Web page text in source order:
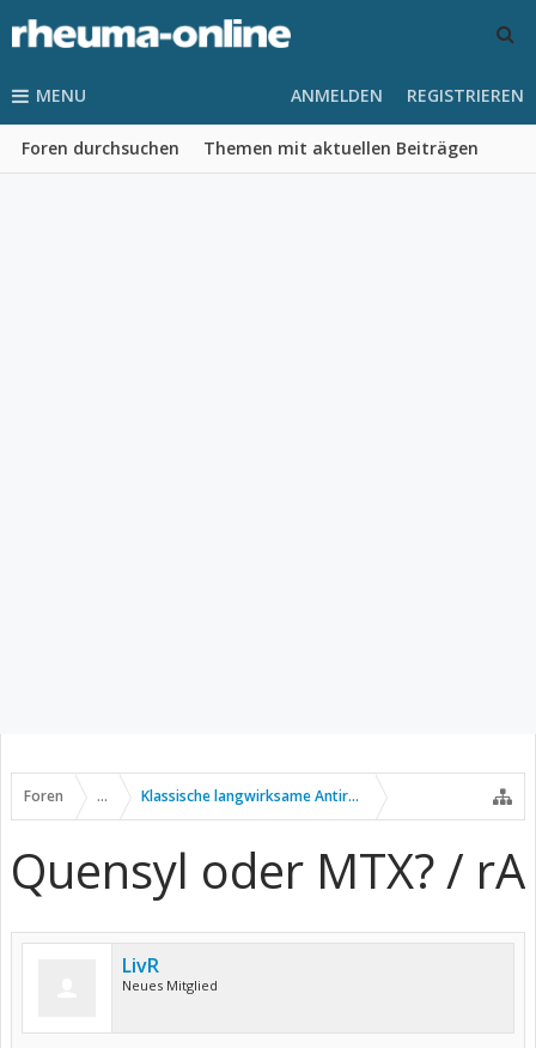
MENU
Foren durchsuchen Themen mit aktuellen Beiträgen
ANMELDEN REGISTRIEREN
Foren ... Klassische langwirksame Antirheumatika
Quensyl oder MTX? / rA
LivR
Neues Mitglied